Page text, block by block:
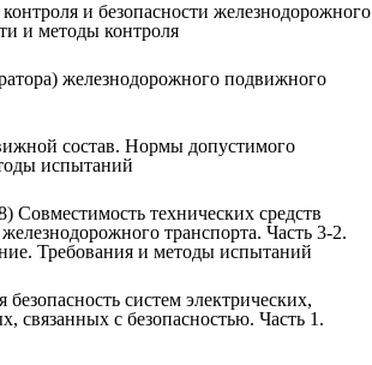
и безопасности железнодорожного
и методы контроля
железнодорожного подвижного
состав. Нормы допустимого
испытаний
технических средств
транспорта. Часть 3-2.
Требования и методы испытаний
систем электрических,
связанных с безопасностью. Часть 1.